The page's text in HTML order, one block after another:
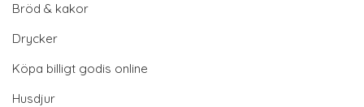
Bröd & kakor
Drycker
Köpa billigt godis online
Husdjur